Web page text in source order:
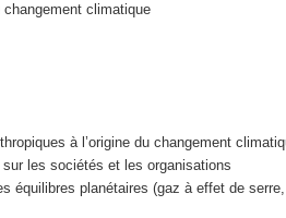
changement climatique
à l’origine du changement
les sociétés et les organisations
équilibres planétaires (gaz à effet de